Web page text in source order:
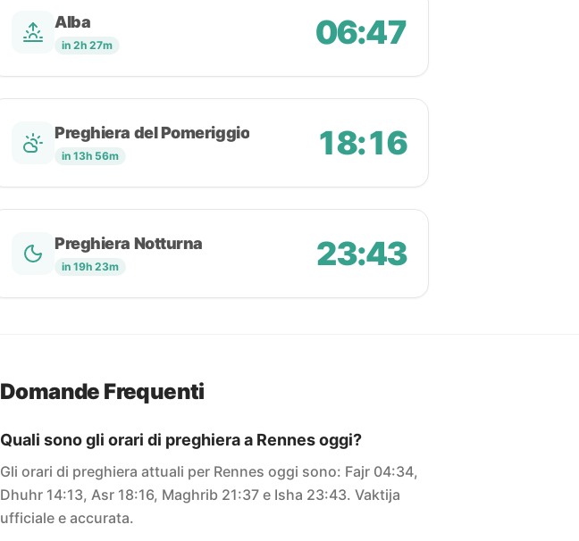
Alba
in 2h 27m 06:47
Preghiera del Pomeriggio
in 13h 56m 18:16
Preghiera Notturna
in 19h 23m 23:43
Domande Frequenti
Quali sono gli orari di preghiera a Rennes oggi?
Gli orari di preghiera attuali per Rennes oggi sono: Fajr 04:34,
Dhuhr 14:13, Asr 18:16, Maghrib 21:37 e Isha 23:43. Vaktija
ufficiale e accurata.